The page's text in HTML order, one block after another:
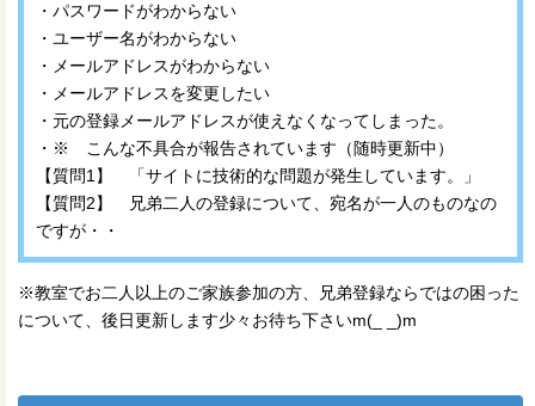
・パスワードがわからない
・ユーザー名がわからない
・メールアドレスがわからない
・メールアドレスを変更したい
・元の登録メールアドレスが使えなくなってしまった。
・※ こんな不具合が報告されています（随時更新中）
【質問1】 「サイトに技術的な問題が発生しています。」
【質問2】 兄弟二人の登録について、宛名が一人のものなの
ですが・・
※教室でお二人以上のご家族参加の方、兄弟登録ならではの困った
について、後日更新します少々お待ち下さいm(_ _)m